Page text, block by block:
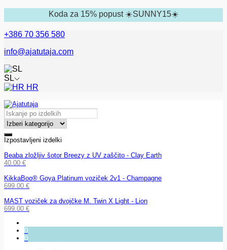
Koda za 15% popust ☀️SUNNY15☀️
+386 70 356 580
info@ajatutaja.com
SL
HR
Izpostavljeni izdelki
Beaba zložljiv šotor Breezy z UV zaščito - Clay Earth
40.00 €
KikkaBoo® Goya Platinum voziček 2v1 - Champagne
699.00 €
MAST voziček za dvojčke M. Twin X Light - Lion
699.00 €
0
0